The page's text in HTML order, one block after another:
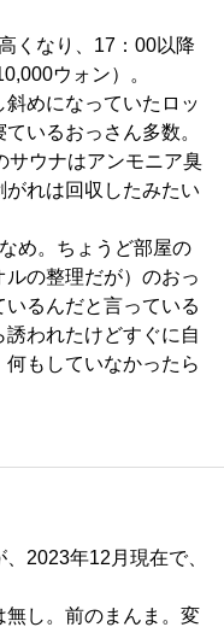
くなり、17：00以降
ウォン）。
めになっていたロッ
いるおっさん多数。
サウナはアンモニア臭
れは回収したみたい
め。ちょうど部屋の
の整理だが）のおっ
るんだと言っている
われたけどすぐに自
もしていなかったら
2023年12月現在で、
無し。前のまんま。変